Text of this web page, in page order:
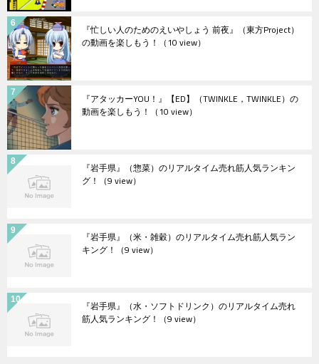
『忙しい人のためのえいやしょう 前夜』（東方Project）
の動画を楽しもう！ （10 view）
『アタッカーYOU！』【ED】（TWINKLE，TWINKLE）の
動画を楽しもう！ （10 view）
『岩手県』（惣菜）のリアルタイム売れ筋人気ランキン
グ！ （9 view）
『岩手県』（米・雑穀）のリアルタイム売れ筋人気ラン
キング！ （9 view）
『岩手県』（水・ソフトドリンク）のリアルタイム売れ
筋人気ランキング！ （9 view）